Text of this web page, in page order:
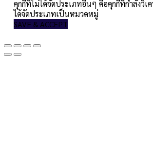
คุกกี้ที่ไม่ได้จัดประเภทอื่นๆ คือคุกกี้ที่กำลังวิเ
ได้จัดประเภทเป็นหมวดหมู่
SAVE & ACCEPT